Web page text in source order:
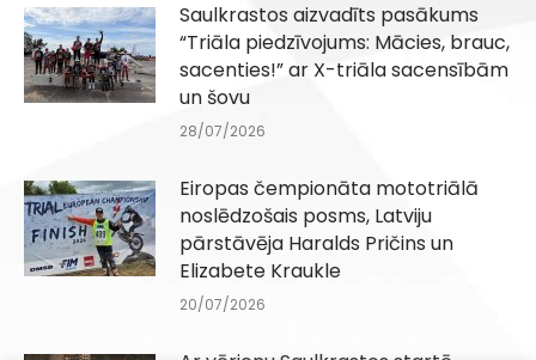
Saulkrastos aizvadīts pasākums
“Triāla piedzīvojums: Mācies, brauc,
sacenties!” ar X-triāla sacensībām
un šovu
28/07/2026
Eiropas čempionāta mototriālā
noslēdzošais posms, Latviju
pārstāvēja Haralds Pričins un
Elizabete Kraukle
20/07/2026